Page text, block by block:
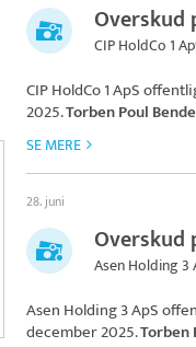
Overskud
CIP HoldCo 1
CIP HoldCo 1 ApS
2025.Torben Poul
SE MERE
28. juni
Overskud
Asen Holding 3
Asen Holding 3 ApS
december 2025.Torben